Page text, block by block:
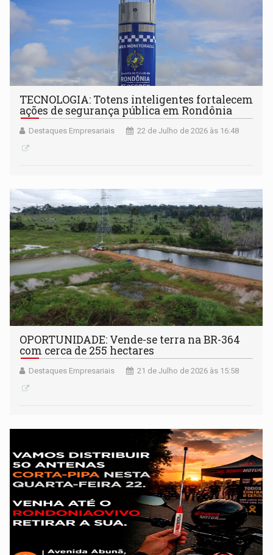
TECNOLOGIA: Totens inteligentes fortalecem
ações de segurança pública em Rondônia
Destaques Empresariais 22 de Julho de 2026 às 16:48
OPORTUNIDADE: Vende-se terra na BR-364
com cerca de 255 hectares
Destaques Empresariais 21 de Julho de 2026 às 15:58